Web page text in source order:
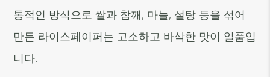
통적인 방식으로 쌀과 참깨, 마늘, 설탕 등을 섞어
만든 라이스페이퍼는 고소하고 바삭한 맛이 일품입
니다.